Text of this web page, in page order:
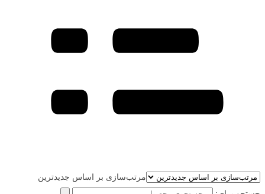
مرتب‌سازی بر اساس جدیدترین